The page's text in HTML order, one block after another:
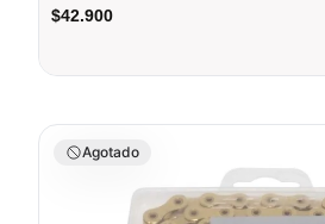
$42.900
Cadena Sram 12Vel XX1 Eagle 114
Agotado